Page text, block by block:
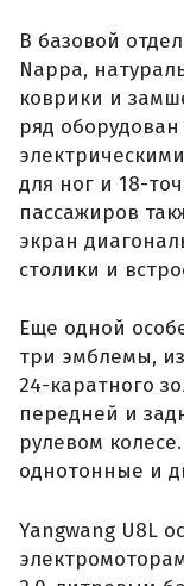
В базовой
Nappa,
коврики и
ряд
для ног и 18-
пассажиров
экран
столики и
Еще одной
три эмблемы,
24-каратного
передней и
рулевом
однотонные и
Yangwang U8L